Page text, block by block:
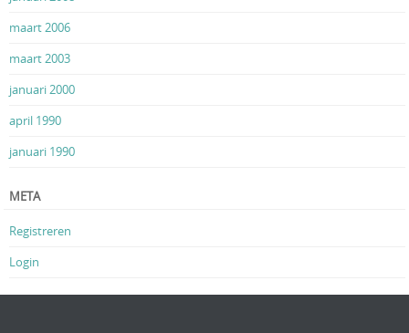
maart 2006
maart 2003
januari 2000
april 1990
januari 1990
META
Registreren
Login